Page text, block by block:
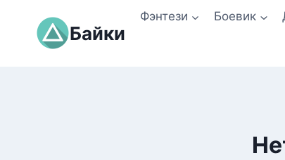
содержимому
Байки
Фэнтези Боевик